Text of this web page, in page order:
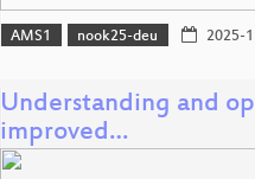
AMS1 nook25-deu 2025-
Understanding and
improved…